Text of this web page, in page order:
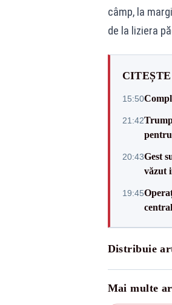
câmp, la
de la liziera
15:50
21:42
20:43Gest
văzut
19:45
Distribuie
Mai multe